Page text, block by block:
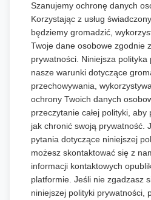
Szanujemy ochronę danych
Korzystając z usług
będziemy gromadzić,
Twoje dane osobowe zgodnie
prywatności. Niniejsza polityka
nasze warunki dotyczące
przechowywania,
ochrony Twoich danych
przeczytanie całej polityki, aby
jak chronić swoją prywatność.
pytania dotyczące niniejszej
możesz skontaktować się z
informacji kontaktowych
platformie. Jeśli nie zgadzasz
niniejszej polityki prywatności,